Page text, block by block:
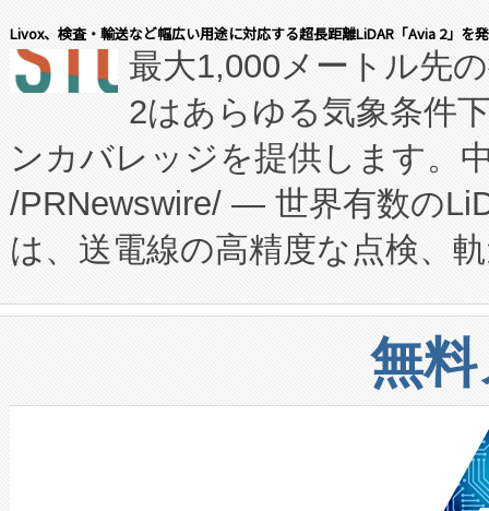
す。FCCM‑を活用した現地生
患者にとっての費用負担を大
のアクセスを大幅に拡大する
Fully-Connected Continuous
プログラムには、施設設計・
に関する技術移転および知的
構造化トレーニングカリキュ
上げおよび商用化段階におけ
設備整備および立ち上げ調整
加組織は、Enzeneのバイオ
選定された製品について、自
会社エーアイ・アンド：本社
President原信平）と、エンタ
ードするVoltaiqは、日本にあ
ーエネルギー貯蔵システム（
た。 Voltaiq独自のAI搭載プラ
定、統合、導入、運用に至る
安全性を追跡し、確保する事
増加しているデータセンター
る電力網に大きな負担をかけ
事業者の負担軽減という課題
系統連系を迅速にし、ピーク
Livox、検査・輸送など幅広い用途に対応する超長距離LiDAR「Avia 2」を
最大1,000メートル先
2はあらゆる気象条件
ンカバレッジを提供します。
/PRNewswire/ — 世界有数の
は、送電線の高精度な点検、
や穀物倉庫におけるバルク材
リューション「Avia 2」を発
したAvia 2は、1,000メート
狭視野のFOVを切り替えるこ
ケーブル、枝などの細かな対
無